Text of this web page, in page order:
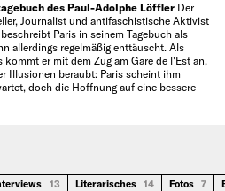
des Paul-Adolphe Löffler Der
Journalist und antifaschistische Aktivist
Paris in seinem Tagebuch als
allerdings regelmäßig enttäuscht. Als
er mit dem Zug am Gare de l'Est an,
Illusionen beraubt: Paris scheint ihm
doch die Hoffnung auf eine bessere
13 Literarisches 14 Fotos 7